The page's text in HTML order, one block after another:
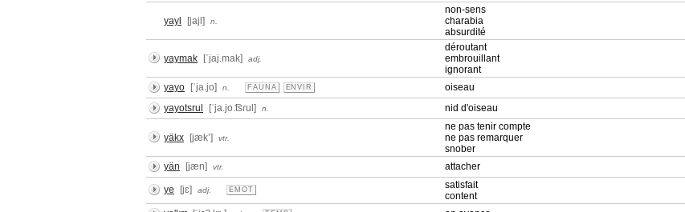
yayl [jajl] n.
non-sens
charabia
absurdité
yaymak [ˈjaj.mak] adj.
déroutant
embrouillant
ignorant
yayo
[ˈja.jo] n. FAUNA ENVIR
oiseau
yayotsrul
[ˈja.jo.͡tsɾul] n. nid d'oiseau
yäkx [jækʼ] vtr.
ne pas tenir compte
ne pas remarquer
snober
yän
[jæn] vtr. attacher
ye [jɛ] adj. EMOT
satisfait
content